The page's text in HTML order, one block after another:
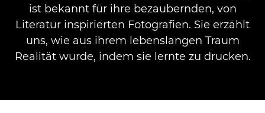
ist bekannt für ihre bezaubernden, von
Literatur inspirierten Fotografien. Sie erzählt
uns, wie aus ihrem lebenslangen Traum
Realität wurde, indem sie lernte zu drucken.